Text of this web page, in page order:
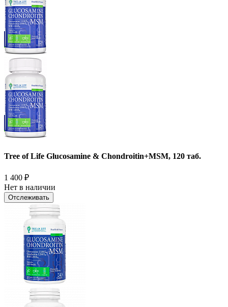
Tree of Life Glucosamine & Chondroitin+MSM, 120 таб.
1 400 ₽
Нет в наличии
Отслеживать